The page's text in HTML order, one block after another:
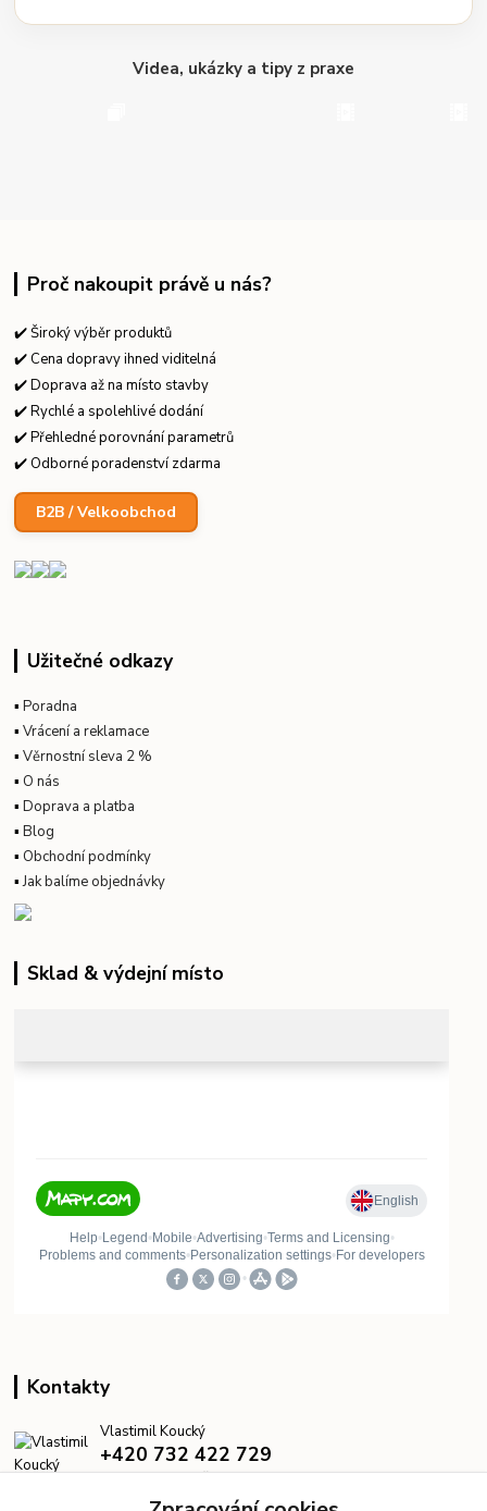
Videa, ukázky a tipy z praxe
Proč nakoupit právě u nás?
✔️ Široký výběr produktů
✔️ Cena dopravy ihned viditelná
✔️ Doprava až na místo stavby
✔️ Rychlé a spolehlivé dodání
✔️ Přehledné porovnání parametrů
✔️ Odborné poradenství zdarma
B2B / Velkoobchod
Užitečné odkazy
▪Poradna
▪Vrácení a reklamace
▪Věrnostní sleva 2 %
▪ O nás
▪Doprava a platba
▪Blog
▪ Obchodní podmínky
▪Jak balíme objednávky
Sklad & výdejní místo
Kontakty
Vlastimil Koucký
+420 732 422 729
7:00–18:00 denně